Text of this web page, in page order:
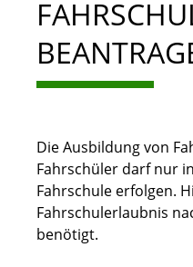
Die Ausbildung von
Fahrschüler darf nur
Fahrschule erfolgen.
Fahrschulerlaubnis
benötigt.